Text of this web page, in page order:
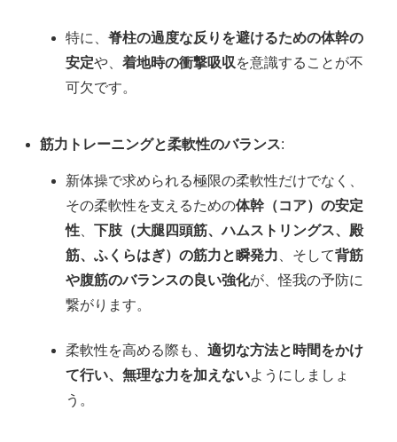
特に、脊柱の過度な反りを避けるための体幹の
安定や、着地時の衝撃吸収 を意識することが不
可欠です。
筋力トレーニングと柔軟性のバランス:
新体操で求められる極限の柔軟性だけでなく、
その柔軟性を支えるための体幹（コア）の安定
性 、下肢（大腿四頭筋、ハムストリングス、殿
筋、ふくらはぎ）の筋力と瞬発力 、そして背筋
や腹筋のバランスの良い強化が、怪我の予防に
繋がります。
柔軟性を高める際も、適切な方法と時間をかけ
て行い、無理な力を加えないようにしましょ
う。